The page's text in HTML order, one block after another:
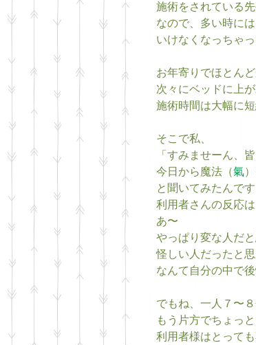
施術をされている
なので、多い時に
いけなくなっちゃ
お年寄りでほとん
次々にベッドに上
施術時間は大幅に
そこで私、
「すみませーん、
今日から魔法（氣
と聞いてみたんです
利用者さんの反応
あ〜
やっぱり変な人だ
怪しい人だったと
なんて自分の中で後
でもね、一人７〜
もう片方でちょっ
利用者様はとって